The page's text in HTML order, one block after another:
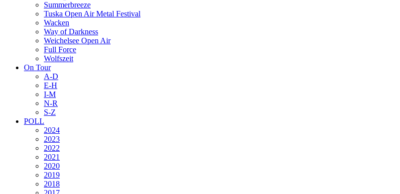
Summerbreeze
Tuska Open Air Metal Festival
Wacken
Way of Darkness
Weichelsee Open Air
Full Force
Wolfszeit
On Tour
A-D
E-H
I-M
N-R
S-Z
POLL
2024
2023
2022
2021
2020
2019
2018